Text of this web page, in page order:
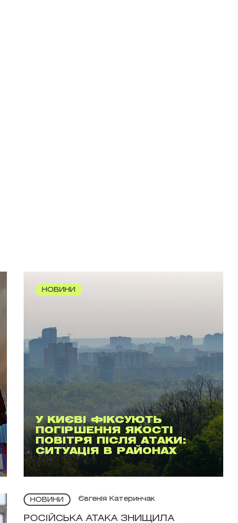
НОВИНИ
У КИЄВІ ФІКСУЮТЬ
ПОГІРШЕННЯ ЯКОСТІ
ПОВІТРЯ ПІСЛЯ АТАКИ:
СИТУАЦІЯ В РАЙОНАХ
НОВИНИ Євгенія Катеринчак
РОСІЙСЬКА АТАКА ЗНИЩИЛА